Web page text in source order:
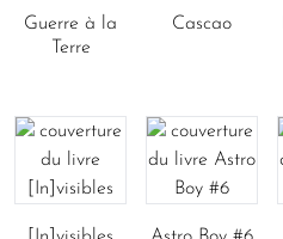
Guerre à la
Terre
Cascao